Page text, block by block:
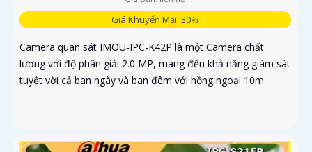
Giá Khuyến Mại: 30%
Camera quan sát IMOU-IPC-K42P là một Camera chất
lượng với độ phân giải 2.0 MP, mang đến khả năng giám sát
tuyệt vời cả ban ngày và ban đêm với hồng ngoại 10m